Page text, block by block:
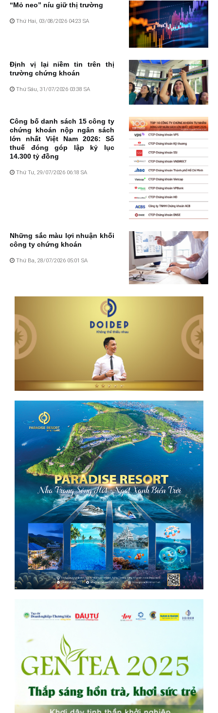
“Mỏ neo” níu giữ thị trường
Thứ Hai, 03/08/2026 04:23 SA
Định vị lại niềm tin trên thị
trường chứng khoán
Thứ Sáu, 31/07/2026 03:38 SA
Công bố danh sách 15 công ty
chứng khoán nộp ngân sách
lớn nhất Việt Nam 2026: Số
thuế đóng góp lập kỷ lục
14.300 tỷ đồng
Thứ Tư, 29/07/2026 06:18 SA
Những sắc màu lợi nhuận khối
công ty chứng khoán
Thứ Ba, 28/07/2026 05:01 SA